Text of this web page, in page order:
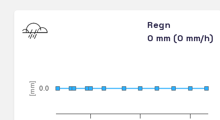
Regn
0 mm (0 mm/h)
[mm] 0.0